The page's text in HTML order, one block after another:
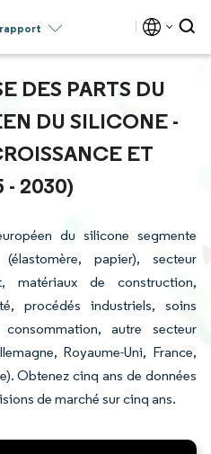
DES PARTS DU
DU SILICONE -
ET
- 2030)
du silicone segmente
papier), secteur
matériaux de construction,
procédés industriels, soins
autre secteur
Royaume-Uni, France,
Obtenez cinq ans de données
de marché sur cinq ans.